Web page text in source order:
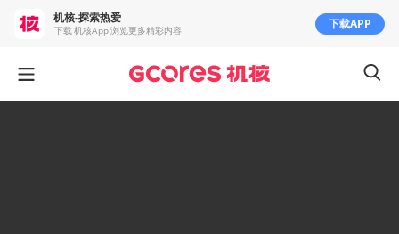
机核-探索热爱
下载 机核App 浏览更多精彩内容 下载APP